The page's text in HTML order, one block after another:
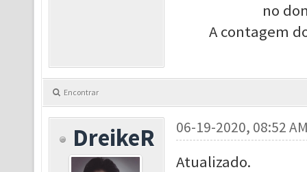
no
A contagem
Encontrar
DreikeR 06-19-2020, 08:52
Atualizado.